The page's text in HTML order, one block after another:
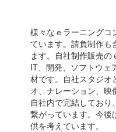
様々なｅラーニングコ
ています。請負制作も
ます。自社制作販売
IT、開発、ソフトウェ
材です。自社スタジオ
オ、ナレーション、映
自社内で完結してお
繋がっています。今後
供を考えています。